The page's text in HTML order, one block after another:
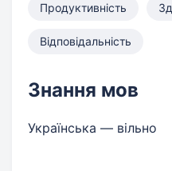
Продуктивність
Відповідальність
Знання мов
Українська — вільно